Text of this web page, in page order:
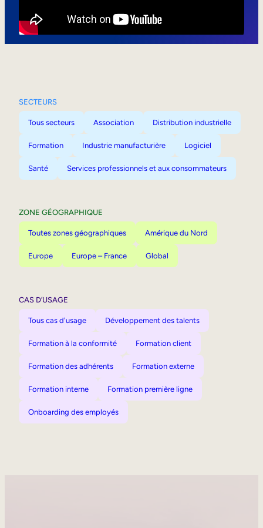
SECTEURS
Tous secteurs Association Distribution industrielle
Formation Industrie manufacturière Logiciel
Santé Services professionnels et aux consommateurs
ZONE GÉOGRAPHIQUE
Toutes zones géographiques Amérique du Nord
Europe Europe – France Global
CAS D’USAGE
Tous cas d'usage Développement des talents
Formation à la conformité Formation client
Formation des adhérents Formation externe
Formation interne Formation première ligne
Onboarding des employés